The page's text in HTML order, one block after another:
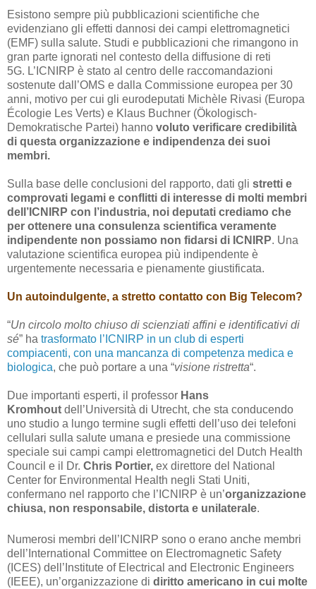
Esistono sempre più pubblicazioni scientifiche che
evidenziano gli effetti dannosi dei campi elettromagnetici
(EMF) sulla salute. Studi e pubblicazioni che rimangono in
gran parte ignorati nel contesto della diffusione di reti
5G. L’ICNIRP è stato al centro delle raccomandazioni
sostenute dall’OMS e dalla Commissione europea per 30
anni, motivo per cui gli eurodeputati Michèle Rivasi (Europa
Écologie Les Verts) e Klaus Buchner (Ökologisch-
Demokratische Partei) hanno voluto verificare credibilità
di questa organizzazione e indipendenza dei suoi
membri.
Sulla base delle conclusioni del rapporto, dati gli stretti e
comprovati legami e conflitti di interesse di molti membri
dell’ICNIRP con l’industria, noi deputati crediamo che
per ottenere una consulenza scientifica veramente
indipendente non possiamo non fidarsi di ICNIRP. Una
valutazione scientifica europea più indipendente è
urgentemente necessaria e pienamente giustificata.
Un autoindulgente, a stretto contatto con Big Telecom?
“Un circolo molto chiuso di scienziati affini e identificativi di
sé” ha trasformato l’ICNIRP in un club di esperti
compiacenti, con una mancanza di competenza medica e
biologica, che può portare a una “visione ristretta“.
Due importanti esperti, il professor Hans
Kromhout dell’Università di Utrecht, che sta conducendo
uno studio a lungo termine sugli effetti dell’uso dei telefoni
cellulari sulla salute umana e presiede una commissione
speciale sui campi campi elettromagnetici del Dutch Health
Council e il Dr. Chris Portier, ex direttore del National
Center for Environmental Health negli Stati Uniti,
confermano nel rapporto che l’ICNIRP è un’organizzazione
chiusa, non responsabile, distorta e unilaterale.
Numerosi membri dell’ICNIRP sono o erano anche membri
dell’International Committee on Electromagnetic Safety
(ICES) dell’Institute of Electrical and Electronic Engineers
(IEEE), un’organizzazione di diritto americano in cui molte